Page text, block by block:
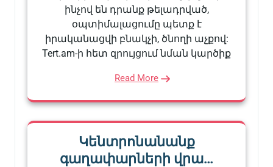
ինչով են դրանք թելադրված,
օպտիմալացումը պետք է
իրականացվի բնակչի, ծնողի աչքով:
Tert.am-ի հետ զրույցում նման կարծիք
Read More
Կենտրոնանանք
գաղափարների վրա…